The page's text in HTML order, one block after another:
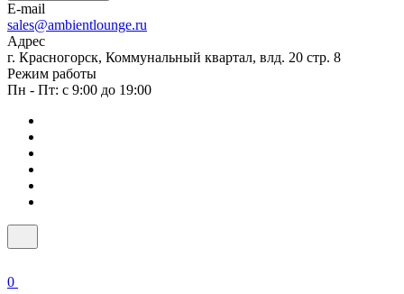
E-mail
sales@ambientlounge.ru
Адрес
г. Красногорск, Коммунальный квартал, влд. 20 стр. 8
Режим работы
Пн - Пт: с 9:00 до 19:00
0